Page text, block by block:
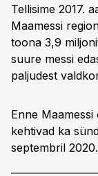
Tellisime 2017.
Maamessi
toona 3,9
suure messi
paljudest
Enne
kehtivad ka
septembril 2020.